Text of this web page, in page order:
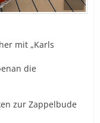
mit „Karls
die
zur Zappelbude